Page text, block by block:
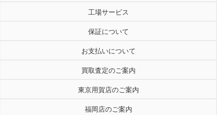
工場サービス
保証について
お支払いについて
買取査定のご案内
東京用賀店のご案内
福岡店のご案内